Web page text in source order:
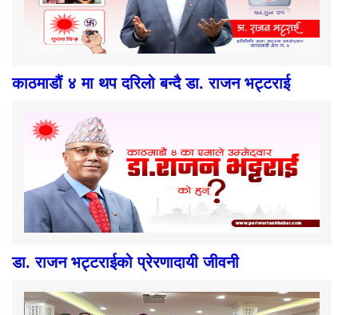
काठमाडौं ४ मा थप दरिलो बन्दै डा. राजन भट्टराई
डा. राजन भट्टराईको प्रेरणादायी जीवनी